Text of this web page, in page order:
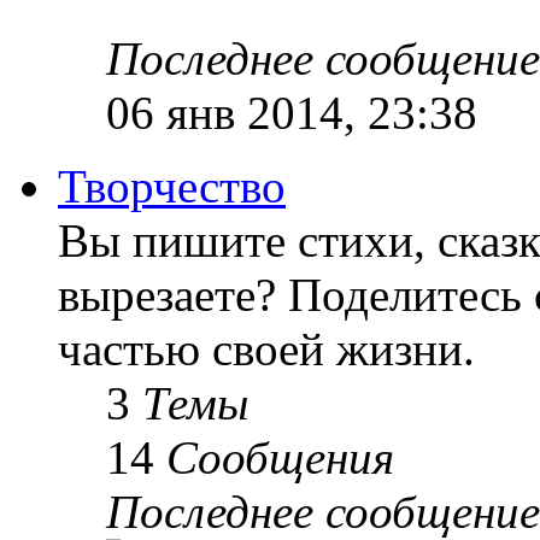
Последнее сообщение
06 янв 2014, 23:38
Творчество
Вы пишите стихи,
вырезаете?
частью своей жизни.
3 Темы
14 Сообщения
Последнее сообщение